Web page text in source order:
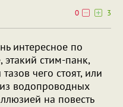
0
3
интересное по
этакий стим-панк,
чего стоят, или
водопроводных
на повесть